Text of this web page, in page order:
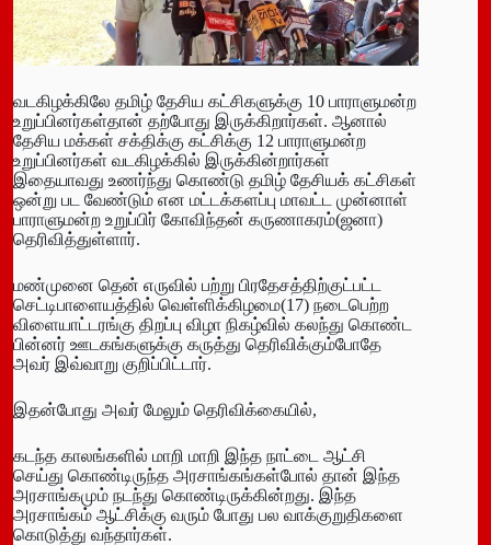
வடகிழக்கிலே தமிழ் தேசிய கட்சிகளுக்கு 10 பாராளுமன்ற
உறுப்பினர்கள்தான் தற்போது இருக்கிறார்கள். ஆனால்
தேசிய மக்கள் சக்திக்கு கட்சிக்கு 12 பாராளுமன்ற
உறுப்பினர்கள் வடகிழக்கில் இருக்கின்றார்கள்
இதையாவது உணர்ந்து கொண்டு தமிழ் தேசியக் கட்சிகள்
ஒன்று பட வேண்டும் என மட்டக்களப்பு மாவட்ட முன்னாள்
பாராளுமன்ற உறுப்பிர் கோவிந்தன் கருணாகரம்(ஜனா)
தெரிவித்துள்ளார்.
மண்முனை தென் எருவில் பற்று பிரதேசத்திற்குட்பட்ட
செட்டிபாளையத்தில் வெள்ளிக்கிழமை(17) நடைபெற்ற
விளையாட்டரங்கு திறப்பு விழா நிகழ்வில் கலந்து கொண்ட
பின்னர் ஊடகங்களுக்கு கருத்து தெரிவிக்கும்போதே
அவர் இவ்வாறு குறிப்பிட்டார்.
இதன்போது அவர் மேலும் தெரிவிக்கையில்,
கடந்த காலங்களில் மாறி மாறி இந்த நாட்டை ஆட்சி
செய்து கொண்டிருந்த அரசாங்கங்கள்போல் தான் இந்த
அரசாங்கமும் நடந்து கொண்டிருக்கின்றது. இந்த
அரசாங்கம் ஆட்சிக்கு வரும் போது பல வாக்குறுதிகளை
கொடுத்து வந்தார்கள்.